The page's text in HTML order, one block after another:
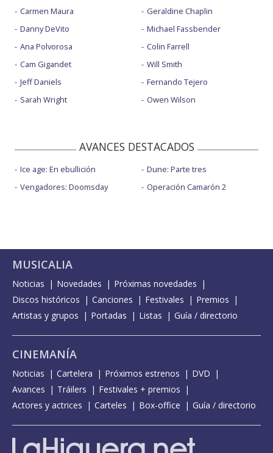
Carmen Maura
Danny DeVito
Ana Polvorosa
Cam Gigandet
Jeff Daniels
Sarah Wright
Geraldine Chaplin
Michael Fassbender
Colin Farrell
Will Smith
Fernando Tejero
Owen Wilson
AVANCES DESTACADOS
Ice age: En ebullición
Vengadores: Doomsday
Dune: Parte tres
Operación Camarón 2
MUSICALIA
Noticias Novedades
Próximas novedades
Discos históricos
Canciones Festivales
Premios
Artistas y grupos
Portadas Listas Guía / directorio
CINEMANÍA
Noticias Cartelera Próximos estrenos
DVD
Avances
Tráilers
Festivales + premios
Actores y actrices
Carteles Box-office Guía / directorio